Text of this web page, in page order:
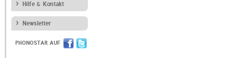
Hilfe & Kontakt
Newsletter
PHONOSTAR AUF